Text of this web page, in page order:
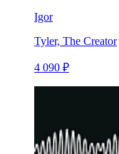
Igor
Tyler, The Creator
4 090 ₽